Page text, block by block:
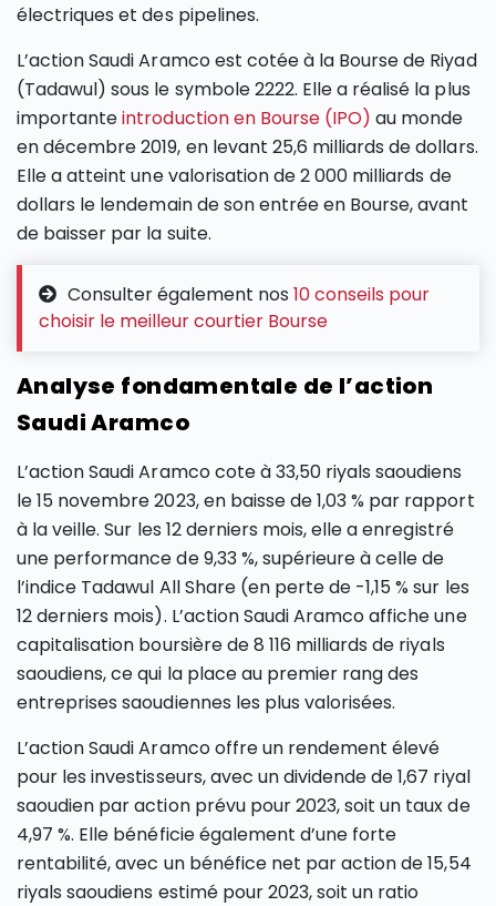
électriques et des pipelines.
L’action Saudi Aramco est cotée à la Bourse de Riyad
(Tadawul) sous le symbole 2222. Elle a réalisé la plus
importanteintroduction en Bourse (IPO) au monde
en décembre 2019, en levant 25,6 milliards de dollars.
Elle a atteint une valorisation de 2 000 milliards de
dollars le lendemain de son entrée en Bourse, avant
de baisser par la suite.
Consulter également nos 10 conseils pour
choisir le meilleur courtier Bourse
Analyse fondamentale de l’action
Saudi Aramco
L’action Saudi Aramco cote à 33,50 riyals saoudiens
le 15 novembre 2023, en baisse de 1,03 % par rapport
à la veille. Sur les 12 derniers mois, elle a enregistré
une performance de 9,33 %, supérieure à celle de
l’indice Tadawul All Share (en perte de -1,15 % sur les
12 derniers mois). L’action Saudi Aramco affiche une
capitalisation boursière de 8 116 milliards de riyals
saoudiens, ce qui la place au premier rang des
entreprises saoudiennes les plus valorisées.
L’action Saudi Aramco offre un rendement élevé
pour les investisseurs, avec un dividende de 1,67 riyal
saoudien par action prévu pour 2023, soit un taux de
4,97 %. Elle bénéficie également d’une forte
rentabilité, avec un bénéfice net par action de 15,54
riyals saoudiens estimé pour 2023, soit un ratio